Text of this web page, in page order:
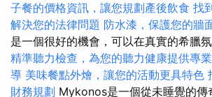
子餐的價格資訊，讓您規劃產後飲食 找
解決您的法律問題 防水漆，保護您的牆
是一個很好的機會，可以在真實的希臘氛
精準聽力檢查，為您的聽力健康提供專
導 美味餐點外燴，讓您的活動更具特色
財務規劃 Mykonos是一個從未睡覺的傳